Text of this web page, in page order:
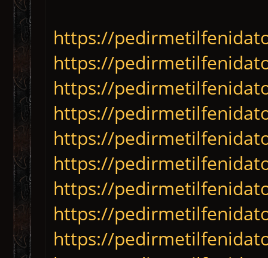
https://
https://
https://
https://
https://
https://
https://
https://
https://